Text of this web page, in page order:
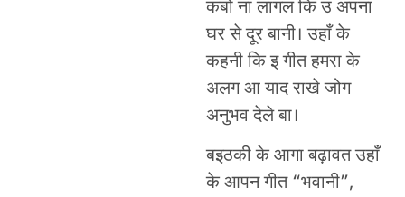
कबो ना लागल कि उ अपना
घर से दूर बानी। उहाँ के
कहनी कि इ गीत हमरा के
अलग आ याद राखे जोग
अनुभव देले बा।
बइठकी के आगा बढ़ावत उहाँ
के आपन गीत “भवानी”,